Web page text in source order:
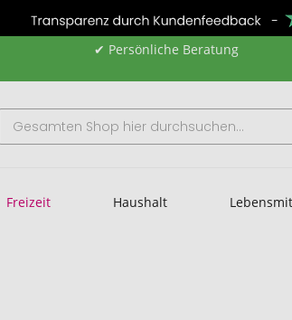
✔ Persönliche Beratung
Freizeit Haushalt